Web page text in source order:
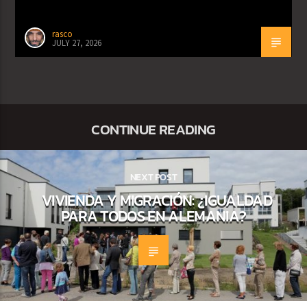
rasco
JULY 27, 2026
CONTINUE READING
NEXT POST
VIVIENDA Y MIGRACIÓN: ¿IGUALDAD
PARA TODOS EN ALEMANIA?